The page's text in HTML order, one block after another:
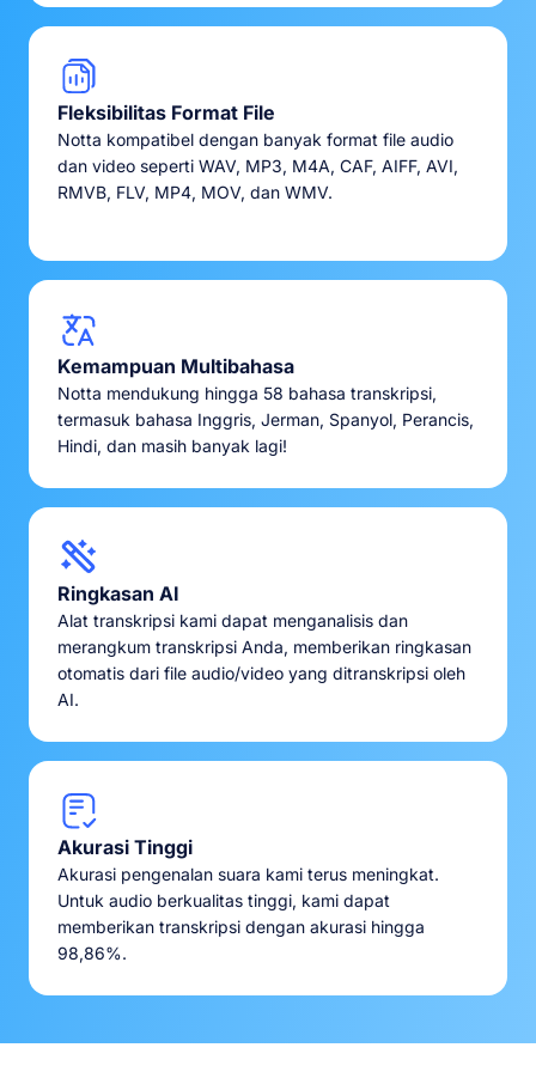
Fleksibilitas Format File
Notta kompatibel dengan banyak format file audio
dan video seperti WAV, MP3, M4A, CAF, AIFF, AVI,
RMVB, FLV, MP4, MOV, dan WMV.
Kemampuan Multibahasa
Notta mendukung hingga 58 bahasa transkripsi,
termasuk bahasa Inggris, Jerman, Spanyol, Perancis,
Hindi, dan masih banyak lagi!
Ringkasan AI
Alat transkripsi kami dapat menganalisis dan
merangkum transkripsi Anda, memberikan ringkasan
otomatis dari file audio/video yang ditranskripsi oleh
AI.
Akurasi Tinggi
Akurasi pengenalan suara kami terus meningkat.
Untuk audio berkualitas tinggi, kami dapat
memberikan transkripsi dengan akurasi hingga
98,86%.